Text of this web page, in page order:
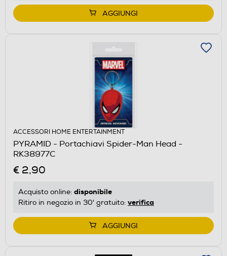
AGGIUNGI
ACCESSORI HOME ENTERTAINMENT
PYRAMID - Portachiavi Spider-Man Head -
RK38977C
€ 2,90
Acquisto online: disponibile
Ritiro in negozio in 30' gratuito: verifica
AGGIUNGI